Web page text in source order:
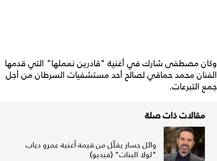
وكان مصطفى شارك في أغنية "قادرين نعملها" التي قدمها
الفنان محمد حماقي لصالح أحد مستشفيات السرطان من أجل
جمع التبرعات.
مقالات ذات صلة
وائل جسار يقلّل من قيمة أغنية عمرو دياب
"لولا البنات" (فيديو)